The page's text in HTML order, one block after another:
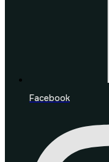
Facebook